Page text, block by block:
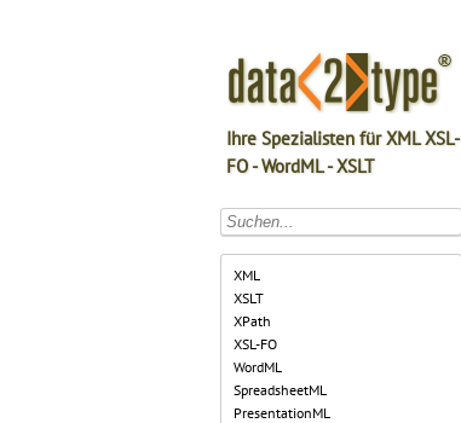
Ihre Spezialisten für XML XSL-
FO - WordML - XSLT
XML
XSLT
XPath
XSL-FO
WordML
SpreadsheetML
PresentationML